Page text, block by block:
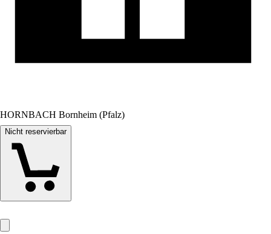
HORNBACH Bornheim (Pfalz)
Nicht reservierbar